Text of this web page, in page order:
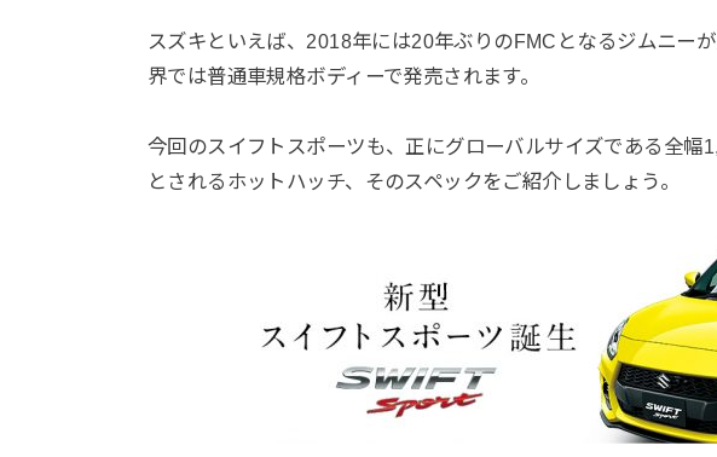
スズキといえば、2018年には20年ぶりのFMCとなるジムニー
界では普通車規格ボディーで発売されます。
今回のスイフトスポーツも、正にグローバルサイズである全幅
とされるホットハッチ、そのスペックをご紹介しましょう。